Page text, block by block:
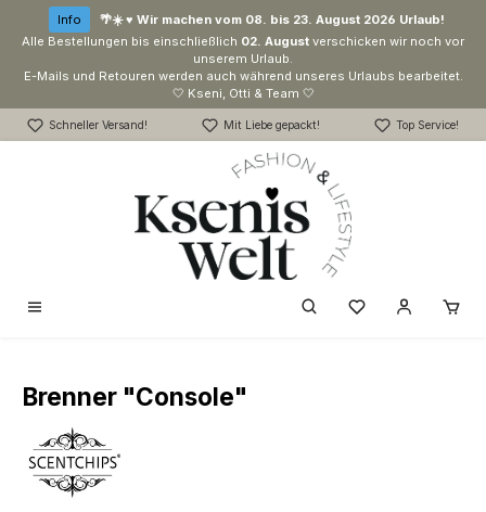
Zum Hauptinhalt springen
Info
🌴☀️ ♥ Wir machen vom 08. bis 23. August 2026 Urlaub!
Alle Bestellungen bis einschließlich 02. August verschicken wir noch vor
unserem Urlaub.
E-Mails und Retouren werden auch während unseres Urlaubs bearbeitet.
🤍 Kseni, Otti & Team 🤍
Schneller Versand! Mit Liebe gepackt! Top Service!
Du hast 0
Brenner "Console"